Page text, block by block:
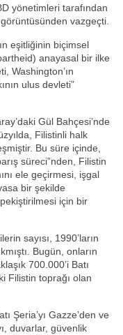
yönetimleri tarafından
görüntüsünden vazgeçti.
eşitliğinin biçimsel
anayasal bir ilke
Washington’ın
ulus devleti”
Gül Bahçesi’nde
Filistinli halk
Bu süre içinde,
süreci”nden, Filistin
ele geçirmesi, işgal
bir şekilde
için bir
sayısı, 1990’ların
Bugün, onların
700.000’i Batı
Filistin toprağı olan
Şeria’yı Gazze’den ve
duvarlar, güvenlik